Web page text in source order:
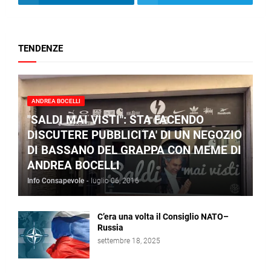
TENDENZE
ANDREA BOCELLI
"SALDI MAI VISTI": STA FACENDO
DISCUTERE PUBBLICITA' DI UN NEGOZIO
DI BASSANO DEL GRAPPA CON MEME DI
ANDREA BOCELLI
Info Consapevole - luglio 06, 2016
C’era una volta il Consiglio NATO–
Russia
settembre 18, 2025